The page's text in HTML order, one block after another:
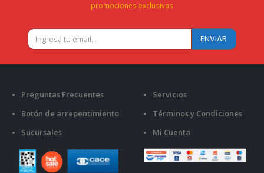
promociones exclusivas
Preguntas Frecuentes
Botón de arrepentimiento
Sucursales
Servicios
Términos y Condiciones
Mi Cuenta